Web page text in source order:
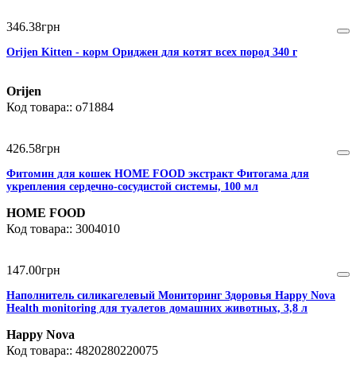
346.38грн
Orijen Kitten - корм Ориджен для котят всех пород 340 г
Orijen
o71884
426.58грн
Фитомин для кошек HOME FOOD экстракт Фитогама для
укрепления сердечно-сосудистой системы, 100 мл
HOME FOOD
3004010
147.00грн
Наполнитель силикагелевый Мониторинг Здоровья Happy Nova
Health monitoring для туалетов домашних животных, 3,8 л
Happy Nova
4820280220075